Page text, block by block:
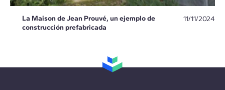
La Maison de Jean Prouvé, un ejemplo de
construcción prefabricada
11/11/2024